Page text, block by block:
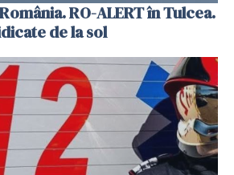
RO-ALERT în Tulcea.
de la sol